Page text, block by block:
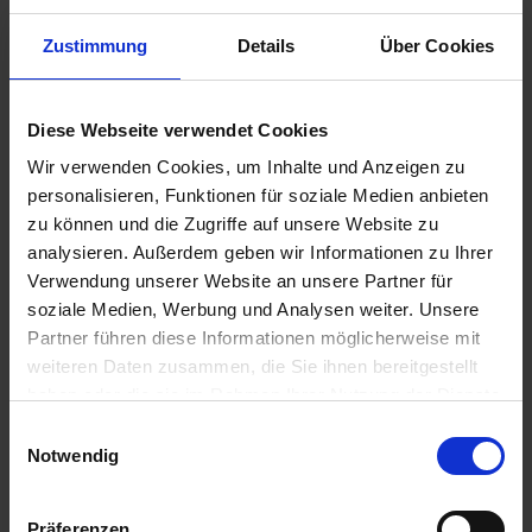
Zustimmung Details Über Cookies
Diese Webseite verwendet Cookies
Wir verwenden Cookies, um Inhalte und Anzeigen zu
personalisieren, Funktionen für soziale Medien anbieten
zu können und die Zugriffe auf unsere Website zu
analysieren. Außerdem geben wir Informationen zu Ihrer
Verwendung unserer Website an unsere Partner für
soziale Medien, Werbung und Analysen weiter. Unsere
Partner führen diese Informationen möglicherweise mit
weiteren Daten zusammen, die Sie ihnen bereitgestellt
Notwendig
KS Tools Flexibler
zzgl. MwSt.
20,47 € / St
WARENKORB
Hazet
gebogen
zzgl. MwSt.
56,53 € / St
WARENKORB
Anmelden für Ihren persönlichen Preis
17,13 €